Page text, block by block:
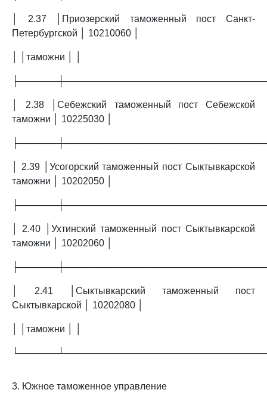
│ 2.37 │Приозерский таможенный пост Санкт-
Петербургской │ 10210060 │
│ │таможни │ │
│ 2.38 │Себежский таможенный пост Себежской
таможни │ 10225030 │
│ 2.39 │Усогорский таможенный пост Сыктывкарской
таможни │ 10202050 │
│ 2.40 │Ухтинский таможенный пост Сыктывкарской
таможни │ 10202060 │
│ 2.41 │Сыктывкарский таможенный пост
Сыктывкарской │ 10202080 │
│ │таможни │ │
3. Южное таможенное управление